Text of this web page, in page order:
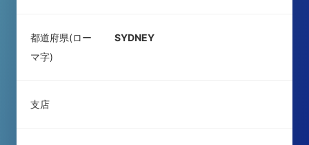
都道府県(ロー
マ字)
SYDNEY
支店